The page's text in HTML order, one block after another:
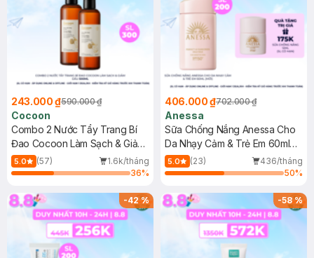
243.000 ₫590.000 ₫
Cocoon
Combo 2 Nước Tẩy Trang Bí
Đao Cocoon Làm Sạch & Giảm
Dầu 500ml
5.0 (57)
1.6k/tháng
36%
406.000 ₫702.000 ₫
Anessa
Sữa Chống Nắng Anessa Cho
Da Nhạy Cảm & Trẻ Em 60ml
(Mới)
5.0 (23)
436/tháng
50%
-42% -58%